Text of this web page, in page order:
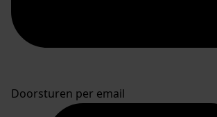
Doorsturen per email